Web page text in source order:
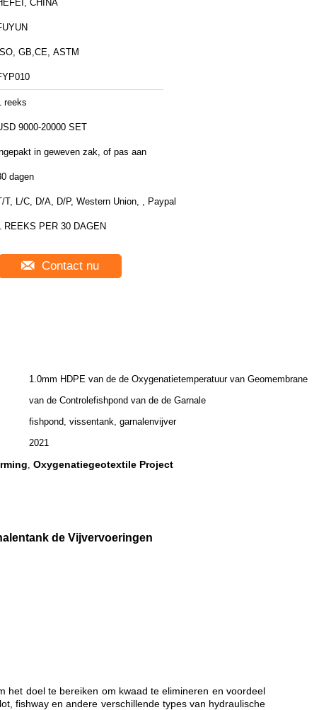
CHINA
ISO, GB,CE, ASTM
reeks
9000-20000 SET
in geweven zak, of pas aan
dagen
T, L/C, D/A, D/P, Western Union, , Paypal
REEKS PER 30 DAGEN
Contact nu
1.0mm HDPE van de de Oxygenatietemperatuur van Geomembrane
van de Controlefishpond van de de Garnale
fishpond, vissentank, garnalenvijver
2021
, Oxygenatiegeotextile Project
de Vijvervoeringen
het doel te bereiken om kwaad te elimineren en voordeel
fishway en andere verschillende types van hydraulische